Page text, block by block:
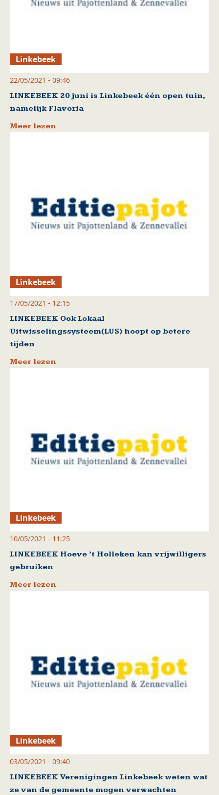
Linkebeek
22/05/2021 - 09:46
LINKEBEEK 20 juni is Linkebeek één open tuin,
namelijk Flavoria
Meer lezen
Linkebeek
17/05/2021 - 12:15
LINKEBEEK Ook Lokaal
Uitwisselingssysteem(LUS) hoopt op betere
tijden
Meer lezen
Linkebeek
10/05/2021 - 11:25
LINKEBEEK Hoeve ’t Holleken kan vrijwilligers
gebruiken
Meer lezen
Linkebeek
03/05/2021 - 09:40
LINKEBEEK Verenigingen Linkebeek weten wat
ze van de gemeente mogen verwachten